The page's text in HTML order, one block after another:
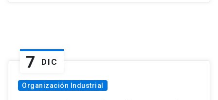
7 DIC
Organización Industrial